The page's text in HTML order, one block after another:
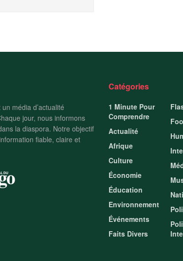
un média d’actualité
jour, nous informons
la diaspora. Notre objectif
fiable, claire et
Catégories
1 Minute Pour
Comprendre
Actualité
Afrique
Culture
Économie
Éducation
Environnement
Événements
Faits Divers